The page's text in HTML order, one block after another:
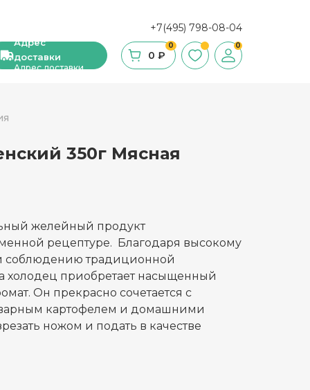
+7(495) 798-08-04
Адрес
доставки
Адрес доставки
0
0 ₽
0
350г Мясная
желейный продукт
рецептуре. Благодаря высокому
соблюдению традиционной
холодец приобретает насыщенный
Он прекрасно сочетается с
картофелем и домашними
ножом и подать в качестве
сухие завтраки, мюсли
масло
и уксус